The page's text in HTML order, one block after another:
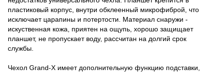
пластиковый корпус, внутри обклеенный микрофиброй, что
исключает царапины и потертости. Материал снаружи -
искуственная кожа, приятен на ощупь, хорошо защищает
планшет, не пропускает воду, рассчитан на долгий срок
службы.
Чехол Grand-X имеет дополнительную функцию подставки,